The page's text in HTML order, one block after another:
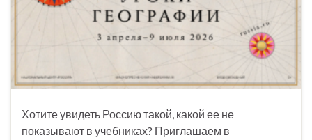
Хотите увидеть Россию такой, какой ее не
показывают в учебниках? Приглашаем в